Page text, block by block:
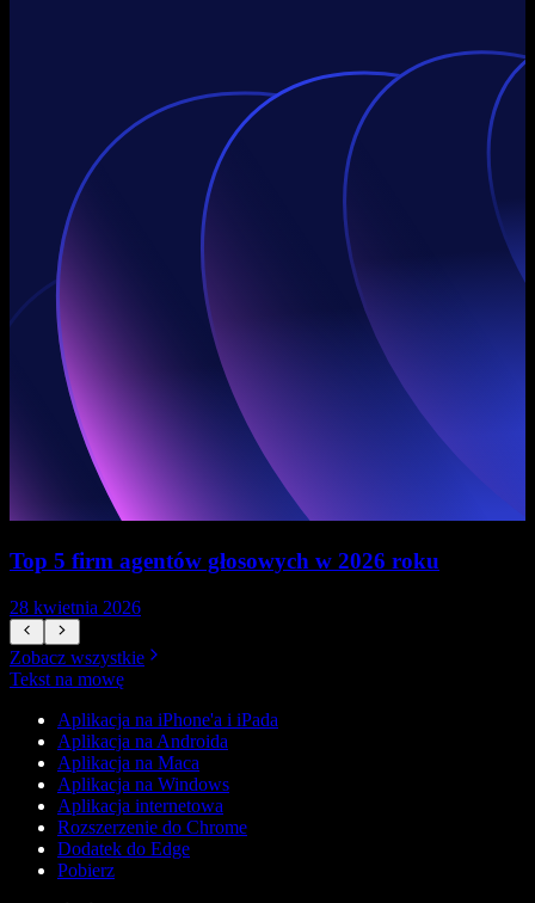
Top 5 firm agentów głosowych w 2026 roku
28 kwietnia 2026
Zobacz wszystkie
Tekst na mowę
Aplikacja na iPhone'a i iPada
Aplikacja na Androida
Aplikacja na Maca
Aplikacja na Windows
Aplikacja internetowa
Rozszerzenie do Chrome
Dodatek do Edge
Pobierz